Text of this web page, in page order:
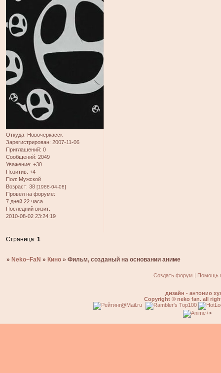
Откуда: Новочеркасск
Зарегистрирован: 2007-11-06
Приглашений: 0
Сообщений: 2049
Уважение: +30
Позитив: +4
Пол: Мужской
Возраст: 38 [1988-04-08]
Провел на форуме:
7 дней 22 часа
Последний визит:
2010-08-02 23:24:19
Страница:1
» Neko~FaN » Кино »Фильм, созданый на основании аниме
Создать форум | Помощь
дизайн - антонио
Copyright © neko fan. all
>